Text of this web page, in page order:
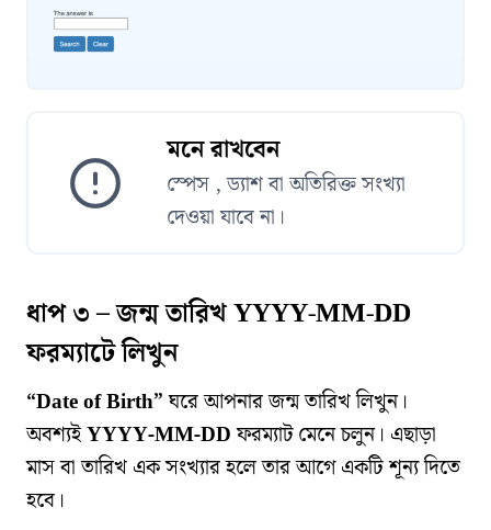
মনে রাখবেন
স্পেস , ড্যাশ বা অতিরিক্ত সংখ্যা
দেওয়া যাবে না।
ধাপ ৩ – জন্ম তারিখ YYYY-MM-DD
ফরম্যাটে লিখুন
“Date of Birth”ঘরে আপনার জন্ম তারিখ লিখুন।
অবশ্যইYYYY-MM-DDফরম্যাট মেনে চলুন। এছাড়া
মাস বা তারিখ এক সংখ্যার হলে তার আগে একটি শূন্য দিতে
হবে।